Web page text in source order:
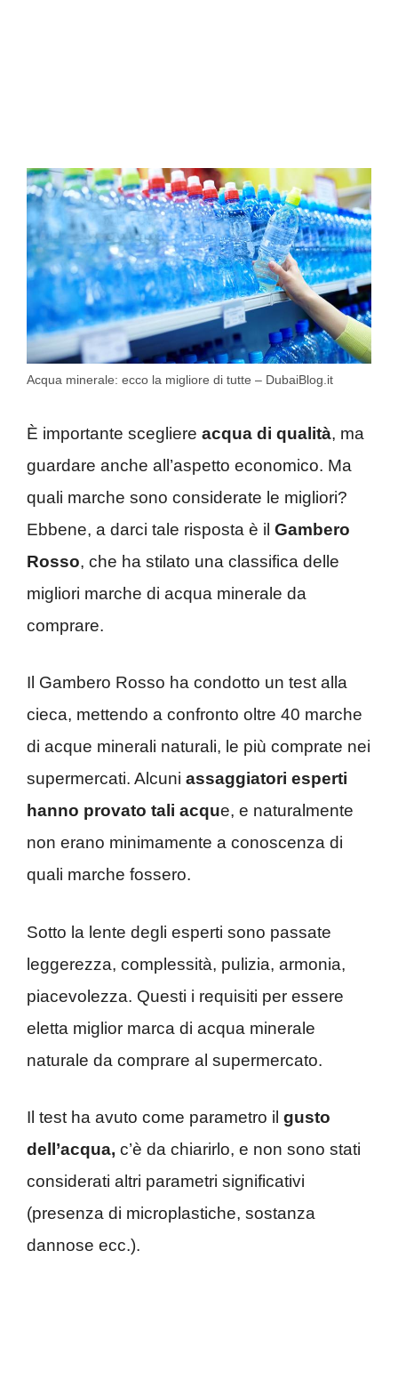
Acqua minerale: ecco la migliore di tutte – DubaiBlog.it
È importante scegliere acqua di qualità, ma
guardare anche all’aspetto economico. Ma
quali marche sono considerate le migliori?
Ebbene, a darci tale risposta è il Gambero
Rosso, che ha stilato una classifica delle
migliori marche di acqua minerale da
comprare.
Il Gambero Rosso ha condotto un test alla
cieca, mettendo a confronto oltre 40 marche
di acque minerali naturali, le più comprate nei
supermercati. Alcuni assaggiatori esperti
hanno provato tali acque, e naturalmente
non erano minimamente a conoscenza di
quali marche fossero.
Sotto la lente degli esperti sono passate
leggerezza, complessità, pulizia, armonia,
piacevolezza. Questi i requisiti per essere
eletta miglior marca di acqua minerale
naturale da comprare al supermercato.
Il test ha avuto come parametro il gusto
dell’acqua, c’è da chiarirlo, e non sono stati
considerati altri parametri significativi
(presenza di microplastiche, sostanza
dannose ecc.).